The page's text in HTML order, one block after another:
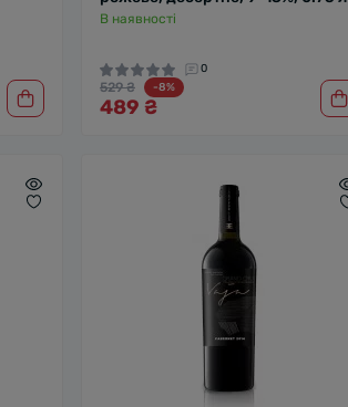
В наявності
0
529 ₴ -8%
489 ₴